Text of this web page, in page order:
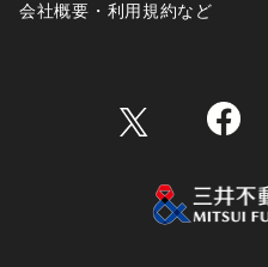
会社概要・利用規約など